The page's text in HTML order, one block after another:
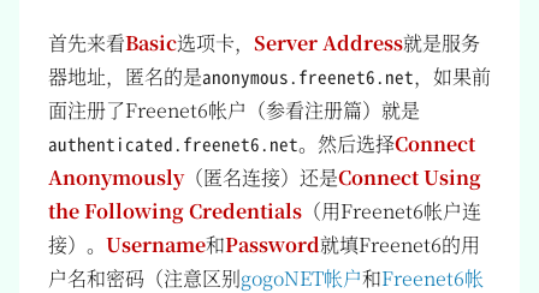
首先来看Basic选项卡， Server Address就是服务
器地址，匿名的是anonymous.freenet6.net，如果前
面注册了Freenet6帐户（参看注册篇）就是
authenticated.freenet6.net。然后选择Connect
Anonymously（匿名连接）还是Connect Using
the Following Credentials （用Freenet6帐户连
接）。 Username和Password就填Freenet6的用
户名和密码（注意区别gogoNET帐户和Freenet6帐